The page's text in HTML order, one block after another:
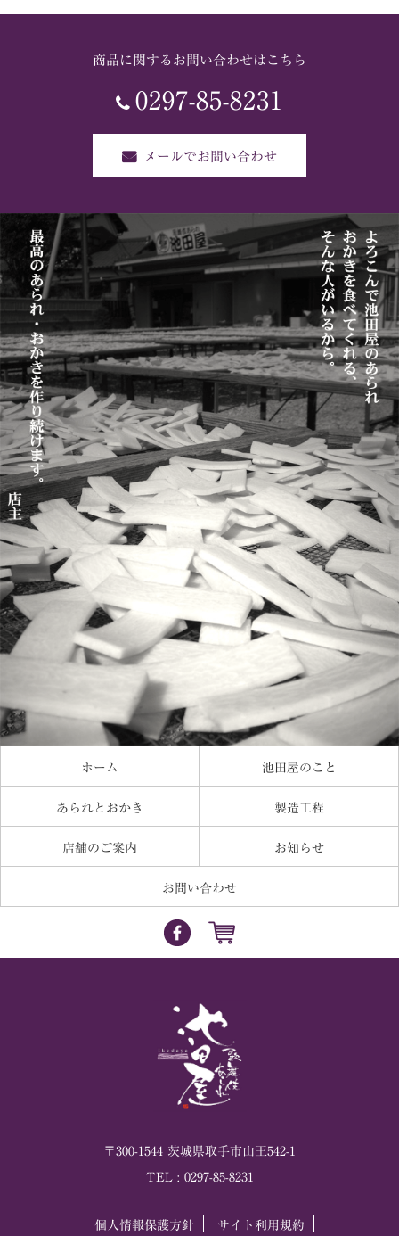
商品に関するお問い合わせはこちら
0297-85-8231
メールでお問い合わせ
ホーム 池田屋のこと
あられとおかき 製造工程
店舗のご案内 お知らせ
お問い合わせ
〒300-1544 茨城県取手市 山王542-1
TEL : 0297-85-8231
個人情報保護方針 サイト利用規約